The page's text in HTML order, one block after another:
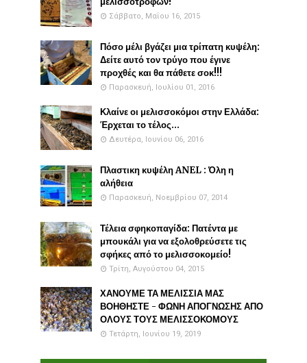
Σάββατο, Μαΐου 16, 2015
Πόσο μέλι βγάζει μια τρίπατη κυψέλη:
Δείτε αυτό τον τρύγο που έγινε
προχθές και θα πάθετε σοκ!!!
Παρασκευή, Ιουλίου 01, 2016
Κλαίνε οι μελισσοκόμοι στην Ελλάδα:
Έρχεται το τέλος...
Δευτέρα, Ιουνίου 06, 2016
Πλαστικη κυψέλη ANEL : Όλη η
αλήθεια
Παρασκευή, Νοεμβρίου 07, 2014
Τέλεια σφηκοπαγίδα: Πατέντα με
μπουκάλι για να εξολοθρεύσετε τις
σφήκες από το μελισσοκομείο!
Τρίτη, Αυγούστου 04, 2015
ΧΑΝΟΥΜΕ ΤΑ ΜΕΛΙΣΣΙΑ ΜΑΣ
ΒΟΗΘΗΣΤΕ - ΦΩΝΗ ΑΠΟΓΝΩΣΗΣ ΑΠΟ
ΟΛΟΥΣ ΤΟΥΣ ΜΕΛΙΣΣΟΚΟΜΟΥΣ
Τετάρτη, Ιουνίου 19, 2019